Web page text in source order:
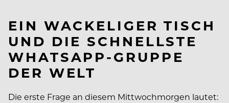
EIN WACKELIGER TISCH
UND DIE SCHNELLSTE
WHATSAPP-GRUPPE
DER WELT
Die erste Frage an diesem Mittwochmorgen lautet: